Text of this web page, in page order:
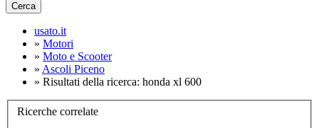
Cerca
usato.it
» Motori
» Moto e Scooter
» Ascoli Piceno
» Risultati della ricerca: honda xl 600
Ricerche correlate